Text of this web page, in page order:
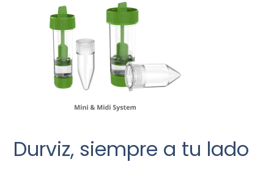
Durviz, siempre a tu lado